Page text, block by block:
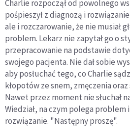
Charlie rozpoczął od powolnego
pośpieszył z diagnozą i
ale i rozczarowanie, że nie musiał
problem. Lekarz nie zapytał go o
przepracowanie na podstawie
swojego pacjenta. Nie dał sobie
aby posłuchać tego, co Charlie
kłopotów ze snem, zmęczenia
Nawet przez moment nie słuchał
Wiedział, na czym polega problem
rozwiązanie. "Następny proszę".